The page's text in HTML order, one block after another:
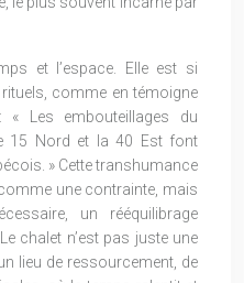
et l’espace. Elle est si
comme en témoigne
« Les embouteillages du
15 Nord et la 40 Est font
» Cette transhumance
une contrainte, mais
un rééquilibrage
chalet n’est pas juste une
lieu de ressourcement, de